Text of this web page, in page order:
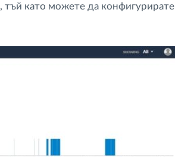
, тъй като можете да конфигурирате